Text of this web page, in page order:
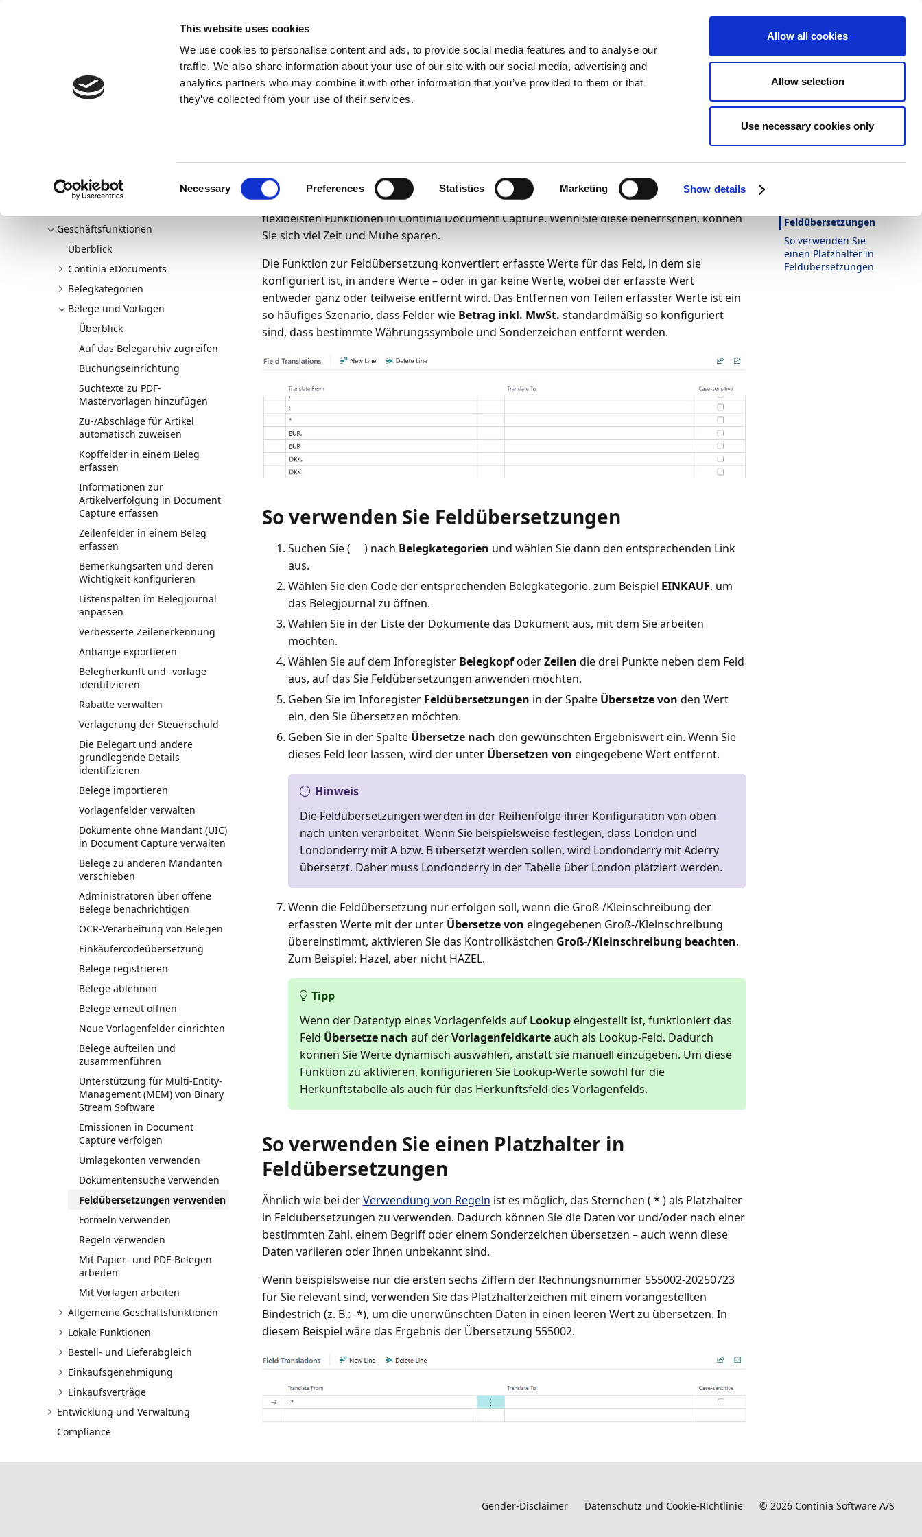
This website uses cookies
We use cookies to personalise content and ads, to provide social media features and to analyse our
traffic. We also share information about your use of our site with our social media, advertising and
analytics partners who may combine it with other information that you’ve provided to them or that
they’ve collected from your use of their services.
Necessary Preferences Statistics Marketing Show details
Allow all cookies
Allow selection
Use necessary cookies only
AppSource
Continia Docs continia-document-capture Geschäftsfunktionen Belege und Vorlagen Feldübersetzungen verwenden Drucken Sprache
Erste Schritte
Geschäftsfunktionen
Überblick
Continia eDocuments
Belegkategorien
Belege und Vorlagen
Überblick
Auf das Belegarchiv zugreifen
Buchungseinrichtung
Suchtexte zu PDF-
Mastervorlagen hinzufügen
Zu-/Abschläge für Artikel
automatisch zuweisen
Kopffelder in einem Beleg
erfassen
Informationen zur
Artikelverfolgung in Document
Capture erfassen
Zeilenfelder in einem Beleg
erfassen
Bemerkungsarten und deren
Wichtigkeit konfigurieren
Listenspalten im Belegjournal
anpassen
Verbesserte Zeilenerkennung
Anhänge exportieren
Belegherkunft und -vorlage
identifizieren
Rabatte verwalten
Verlagerung der Steuerschuld
Die Belegart und andere
grundlegende Details
identifizieren
Belege importieren
Vorlagenfelder verwalten
Dokumente ohne Mandant (UIC)
in Document Capture verwalten
Belege zu anderen Mandanten
verschieben
Administratoren über offene
Belege benachrichtigen
OCR-Verarbeitung von Belegen
Einkäufercodeübersetzung
Belege registrieren
Belege ablehnen
Belege erneut öffnen
Neue Vorlagenfelder einrichten
Belege aufteilen und
zusammenführen
Unterstützung für Multi-Entity-
Management (MEM) von Binary
Stream Software
Emissionen in Document
Capture verfolgen
Umlagekonten verwenden
Dokumentensuche verwenden
Feldübersetzungen verwenden
Formeln verwenden
Regeln verwenden
Mit Papier- und PDF-Belegen
arbeiten
Mit Vorlagen arbeiten
Allgemeine Geschäftsfunktionen
Lokale Funktionen
Bestell- und Lieferabgleich
Einkaufsgenehmigung
Einkaufsverträge
Entwicklung und Verwaltung
Compliance
Feldübersetzungen bieten Unterstützung bei Werten, die entweder schwer zu erfassen
wären oder manuelle Arbeit erfordern. Dies ist eine der einfachsten und dennoch
flexibelsten Funktionen in Continia Document Capture. Wenn Sie diese beherrschen, können
Sie sich viel Zeit und Mühe sparen.
Die Funktion zur Feldübersetzung konvertiert erfasste Werte für das Feld, in dem sie
konfiguriert ist, in andere Werte – oder in gar keine Werte, wobei der erfasste Wert
entweder ganz oder teilweise entfernt wird. Das Entfernen von Teilen erfasster Werte ist ein
so häufiges Szenario, dass Felder wie Betrag inkl. MwSt. standardmäßig so konfiguriert
sind, dass bestimmte Währungssymbole und Sonderzeichen entfernt werden.
So verwenden Sie Feldübersetzungen
Suchen Sie ( ) nach Belegkategorien und wählen Sie dann den entsprechenden Link
aus.
Wählen Sie den Code der entsprechenden Belegkategorie, zum Beispiel EINKAUF, um
das Belegjournal zu öffnen.
Wählen Sie in der Liste der Dokumente das Dokument aus, mit dem Sie arbeiten
möchten.
Wählen Sie auf dem Inforegister BelegkopfoderZeilen die drei Punkte neben dem Feld
aus, auf das Sie Feldübersetzungen anwenden möchten.
Geben Sie im Inforegister Feldübersetzungen in der Spalte Übersetze von den Wert
ein, den Sie übersetzen möchten.
Geben Sie in der Spalte Übersetze nach den gewünschten Ergebniswert ein. Wenn Sie
dieses Feld leer lassen, wird der unter Übersetzen von eingegebene Wert entfernt.
Hinweis
Die Feldübersetzungen werden in der Reihenfolge ihrer Konfiguration von oben
nach unten verarbeitet. Wenn Sie beispielsweise festlegen, dass London und
Londonderry mit A bzw. B übersetzt werden sollen, wird Londonderry mit Aderry
übersetzt. Daher muss Londonderry in der Tabelle über London platziert werden.
Wenn die Feldübersetzung nur erfolgen soll, wenn die Groß-/Kleinschreibung der
erfassten Werte mit der unter Übersetze von eingegebenen Groß-/Kleinschreibung
übereinstimmt, aktivieren Sie das Kontrollkästchen Groß-/Kleinschreibung beachten.
Zum Beispiel: Hazel, aber nicht HAZEL.
Tipp
Wenn der Datentyp eines Vorlagenfelds auf Lookupeingestellt ist, funktioniert das
Feld Übersetze nach auf derVorlagenfeldkarteauch als Lookup-Feld. Dadurch
können Sie Werte dynamisch auswählen, anstatt sie manuell einzugeben. Um diese
Funktion zu aktivieren, konfigurieren Sie Lookup-Werte sowohl für die
Herkunftstabelle als auch für das Herkunftsfeld des Vorlagenfelds.
So verwenden Sie einen Platzhalter in
Feldübersetzungen
Ähnlich wie bei derVerwendung von Regeln ist es möglich, das Sternchen ( * ) als Platzhalter
in Feldübersetzungen zu verwenden. Dadurch können Sie die Daten vor und/oder nach einer
bestimmten Zahl, einem Begriff oder einem Sonderzeichen übersetzen – auch wenn diese
Daten variieren oder Ihnen unbekannt sind.
Wenn beispielsweise nur die ersten sechs Ziffern der Rechnungsnummer 555002-20250723
für Sie relevant sind, verwenden Sie das Platzhalterzeichen mit einem vorangestellten
Bindestrich (z. B.: -*), um die unerwünschten Daten in einen leeren Wert zu übersetzen. In
diesem Beispiel wäre das Ergebnis der Übersetzung 555002.
Ist diese Seite
hilfreich?
Feldübersetzungen
So verwenden Sie
einen Platzhalter in
Feldübersetzungen
Gender-Disclaimer Datenschutz und Cookie-Richtlinie © 2026 Continia Software A/S